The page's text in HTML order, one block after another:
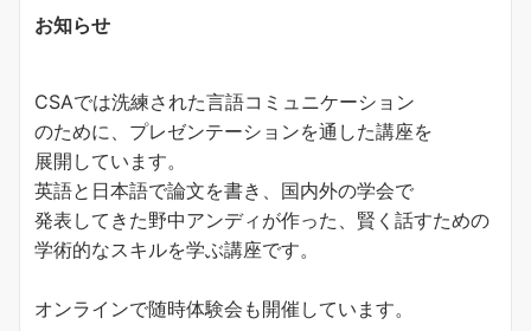
お知らせ
CSAでは洗練された言語コミュニケーション
のために、プレゼンテーションを通した講座を
展開しています。
英語と日本語で論文を書き、国内外の学会で
発表してきた野中アンディが作った、賢く話すための
学術的なスキルを学ぶ講座です。
オンラインで随時体験会も開催しています。